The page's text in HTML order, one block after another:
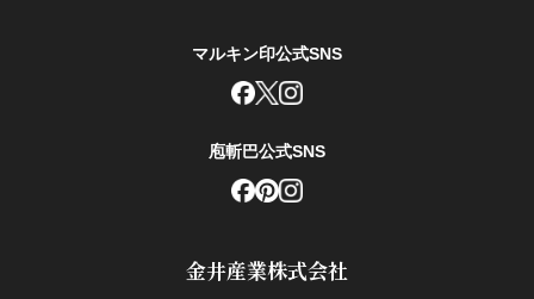
金井産業株式会社
マルキン印公式SNS
庖斬巴公式SNS